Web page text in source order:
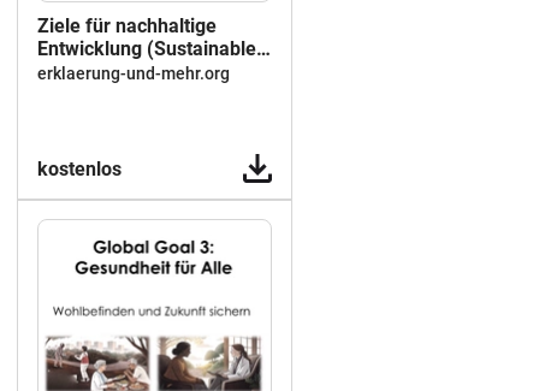
Ziele für nachhaltige
Entwicklung (Sustainable
Development Goals)
erklaerung-und-mehr.org
kostenlos